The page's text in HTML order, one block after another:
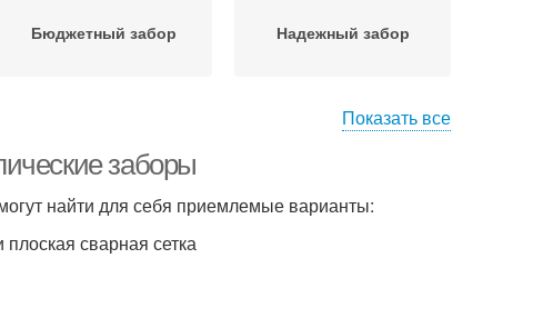
Бюджетный забор Надежный забор
Показать все
заборы
найти для себя приемлемые варианты:
сварная сетка